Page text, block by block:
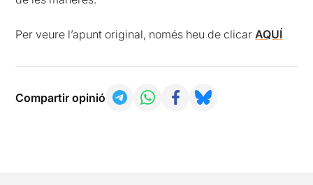
Per veure l’apunt original, només heu de clicarAQUÍ
Compartir opinió